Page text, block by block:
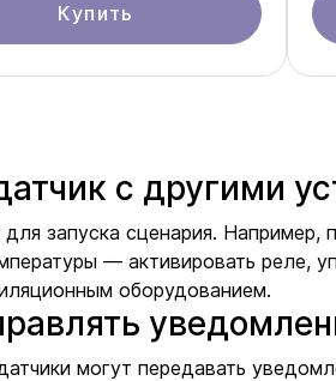
Купить
с другими
запуска сценария.
— активировать реле,
оборудованием.
могут передавать